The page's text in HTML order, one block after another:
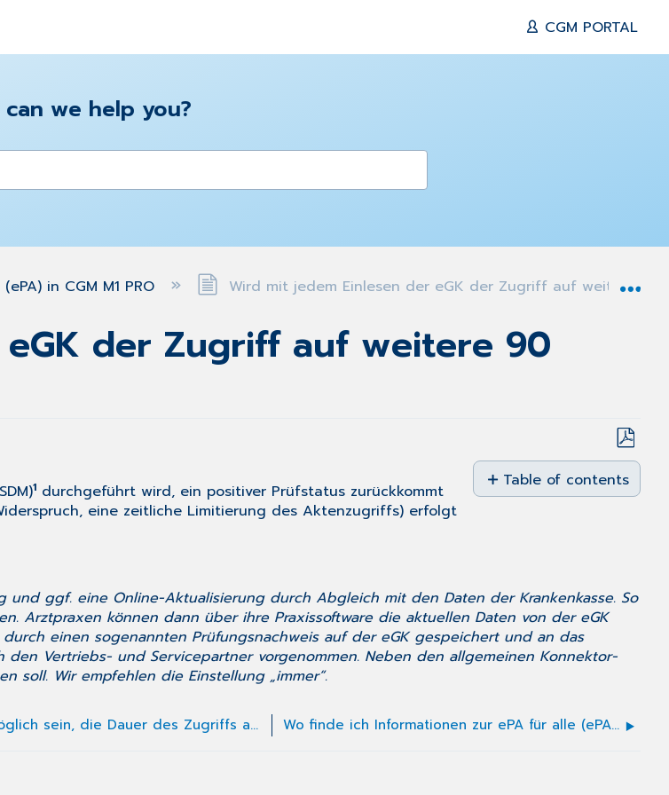
CGM PORTAL
can we help you?
in CGM M1 PRO Wird mit jedem Einlesen der eGK der Zugriff auf weitere 90
der Zugriff auf weitere 90
Save
as
PDF
Table of contents
No
1 durchgeführt wird, ein positiver Prüfstatus zurückkommt
eine zeitliche Limitierung des Aktenzugriffs) erfolgt
ggf. eine Online-Aktualisierung durch Abgleich mit den Daten der Krankenkasse. So
Arztpraxen können dann über ihre Praxissoftware die aktuellen Daten von der eGK
einen sogenannten Prüfungsnachweis auf der eGK gespeichert und an das
Vertriebs- und Servicepartner vorgenommen. Neben den allgemeinen Konnektor-
soll. Wir empfehlen die Einstellung „immer“.
Wird es möglich sein, die Dauer des Zugriffs auch in der ePA-App zu verlängern oder zu verkürzen? Wo finde ich Informationen zur ePA für alle (ePA 3.0)